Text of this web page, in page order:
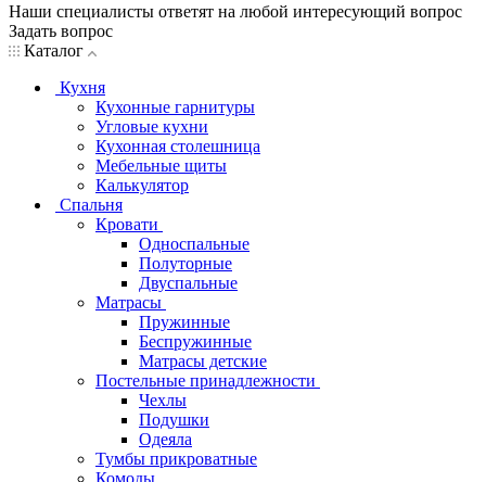
Наши специалисты ответят на любой интересующий вопрос
Задать вопрос
Каталог
Кухня
Кухонные гарнитуры
Угловые кухни
Кухонная столешница
Мебельные щиты
Калькулятор
Спальня
Кровати
Односпальные
Полуторные
Двуспальные
Матрасы
Пружинные
Беспружинные
Матрасы детские
Постельные принадлежности
Чехлы
Подушки
Одеяла
Тумбы прикроватные
Комоды